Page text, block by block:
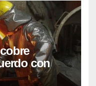
con